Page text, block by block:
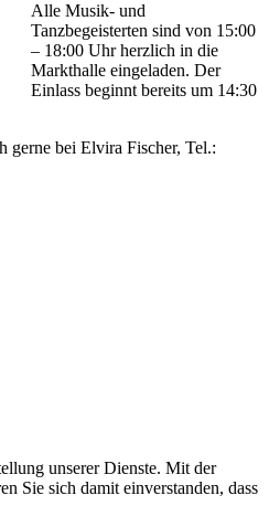
Alle Musik- und
Tanzbegeisterten sind von 15:00
– 18:00 Uhr herzlich in die
Markthalle eingeladen. Der
Einlass beginnt bereits um 14:30
gerne bei Elvira Fischer, Tel.:
unserer Dienste. Mit der
Sie sich damit einverstanden, dass